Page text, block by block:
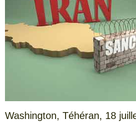
Washington, Téhéran, 18